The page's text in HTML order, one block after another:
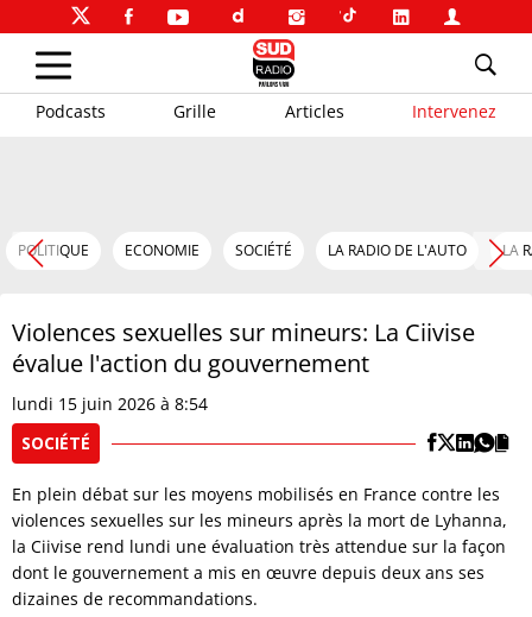
Podcasts Grille Articles Intervenez
POLITIQUE ECONOMIE SOCIÉTÉ LA RADIO DE L'AUTO LA
Violences sexuelles sur mineurs: La Ciivise
évalue l'action du gouvernement
lundi 15 juin 2026 à 8:54
SOCIÉTÉ
En plein débat sur les moyens mobilisés en France contre les
violences sexuelles sur les mineurs après la mort de Lyhanna,
la Ciivise rend lundi une évaluation très attendue sur la façon
dont le gouvernement a mis en œuvre depuis deux ans ses
dizaines de recommandations.